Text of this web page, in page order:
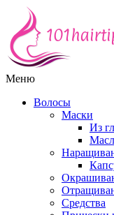
Меню
Волосы
Маски
Из
Средства